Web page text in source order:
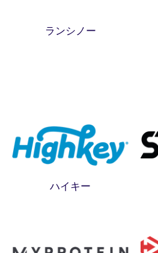
ランシノー
ハイキー